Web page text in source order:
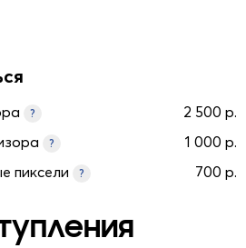
?
2 500 р.
?
1 000 р.
пиксели
? 700 р.